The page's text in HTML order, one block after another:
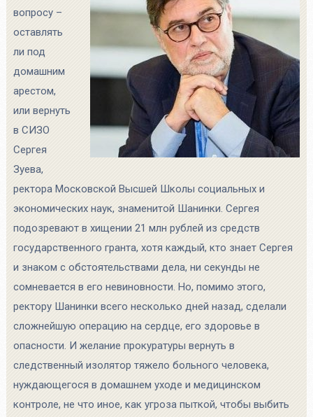
вопросу –
оставлять
ли под
домашним
арестом,
или вернуть
в СИЗО
Сергея
Зуева,
ректора Московской Высшей Школы социальных и
экономических наук, знаменитой Шанинки. Сергея
подозревают в хищении 21 млн рублей из средств
государственного гранта, хотя каждый, кто знает Сергея
и знаком с обстоятельствами дела, ни секунды не
сомневается в его невиновности. Но, помимо этого,
ректору Шанинки всего несколько дней назад, сделали
сложнейшую операцию на сердце, его здоровье в
опасности. И желание прокуратуры вернуть в
следственный изолятор тяжело больного человека,
нуждающегося в домашнем уходе и медицинском
контроле, не что иное, как угроза пыткой, чтобы выбить